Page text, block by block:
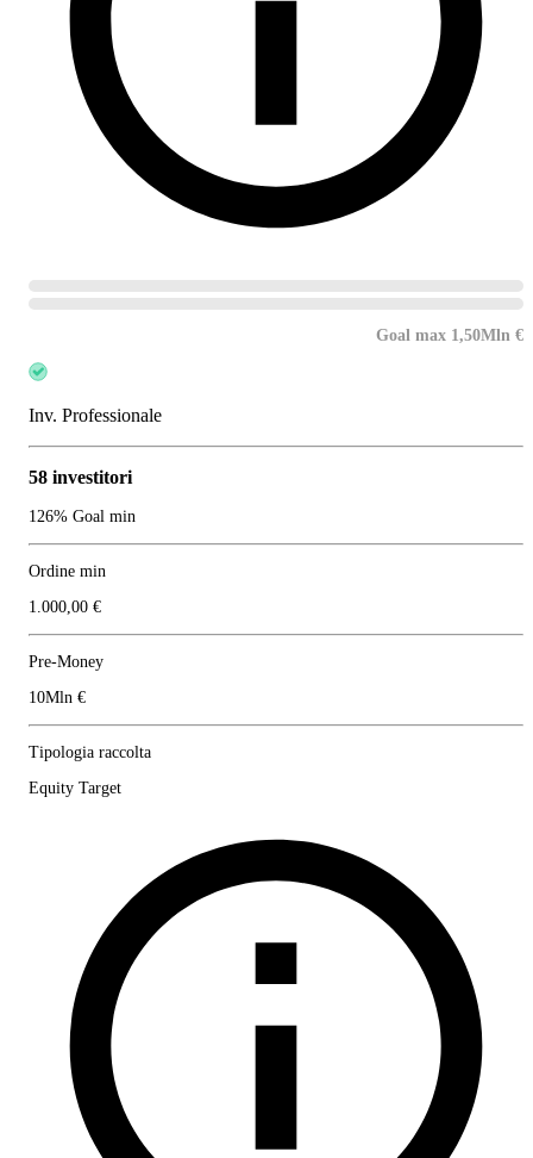
Goal max 1,50Mln €
Inv. Professionale
58 investitori
126% Goal min
Ordine min
1.000,00 €
Pre-Money
10Mln €
Tipologia raccolta
Equity Target